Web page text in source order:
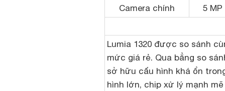
Camera chính
5 MP
Lumia 1320 được so sánh
mức giá rẻ. Qua bẳng so
sở hữu cấu hình khá ổn
hình lớn, chip xử lý mạnh